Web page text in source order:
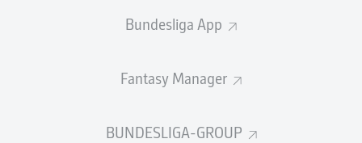
Bundesliga App
Fantasy Manager
BUNDESLIGA-GROUP
Jobe Bellingham Marcel Sabitzer
Maximilian Beier